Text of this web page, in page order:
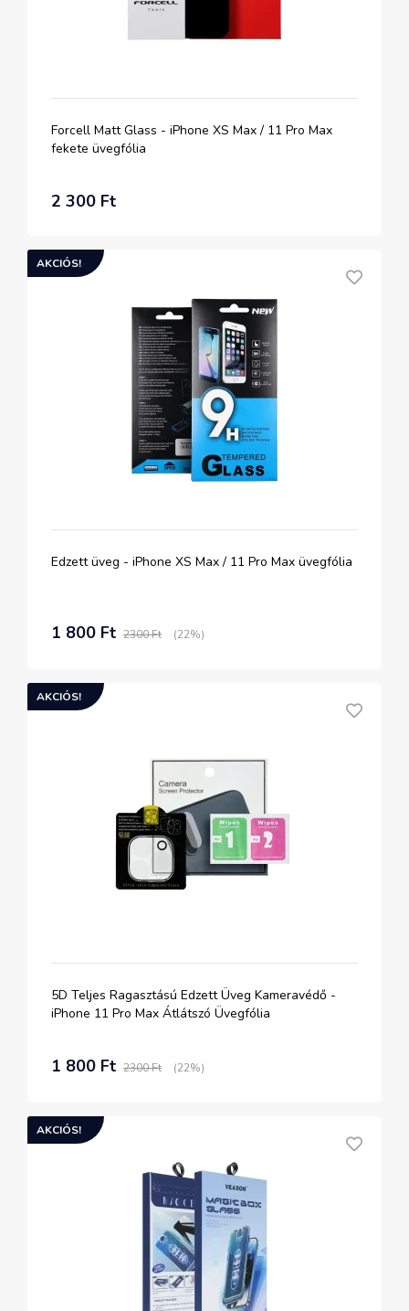
Forcell Matt Glass - iPhone XS Max / 11 Pro Max
fekete üvegfólia
2 300 Ft
AKCIÓS!
Edzett üveg - iPhone XS Max / 11 Pro Max üvegfólia
1 800 Ft 2300 Ft (22%)
AKCIÓS!
5D Teljes Ragasztású Edzett Üveg Kameravédő -
iPhone 11 Pro Max Átlátszó Üvegfólia
1 800 Ft 2300 Ft (22%)
AKCIÓS!